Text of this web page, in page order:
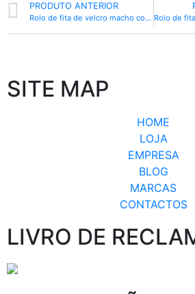
PRODUTO ANTERIOR
Rolo de fita de velcro macho com cola branco 30mm (25 mts)
SITE MAP
HOME
LOJA
EMPRESA
BLOG
MARCAS
CONTACTOS
LIVRO DE